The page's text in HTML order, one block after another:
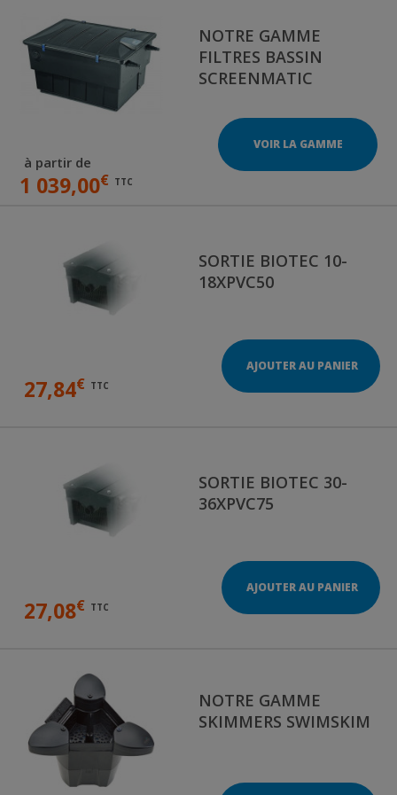
NOTRE GAMME
FILTRES BASSIN
SCREENMATIC
à partir de
1 039,00€ TTC
VOIR LA GAMME
SORTIE BIOTEC 10-
18XPVC50
27,84€ TTC
AJOUTER AU PANIER
SORTIE BIOTEC 30-
36XPVC75
27,08€ TTC
AJOUTER AU PANIER
NOTRE GAMME
SKIMMERS SWIMSKIM